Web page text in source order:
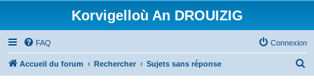
Korvigelloù An DROUIZIG
FAQ Connexion
Accueil du forum Rechercher Sujets sans réponse